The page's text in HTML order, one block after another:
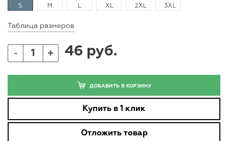
S M L XL 2XL 3XL
Таблица размеров
- + 46 руб.
ДОБАВИТЬ В КОРЗИНУ
Купить в 1 клик
Отложить товар